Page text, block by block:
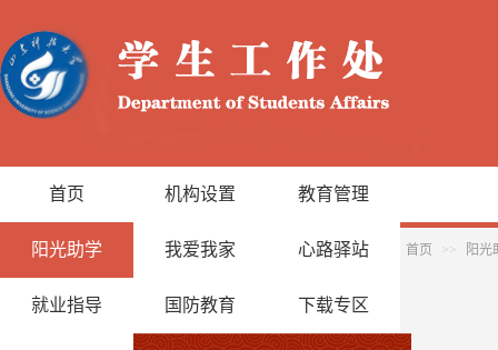
首页 机构设置 教育管理
阳光助学 我爱我家 心路驿站
就业指导 国防教育 下载专区
首页 >> 阳光